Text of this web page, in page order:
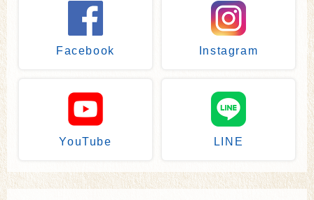
Facebook Instagram
YouTube LINE